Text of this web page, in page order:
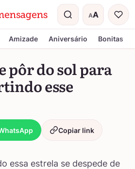
AA
Tamanho do
Amizade Aniversário Bonitas
pôr do sol para
esse
Copiar link
essa estrela se despede de